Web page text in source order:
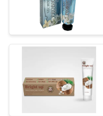
PRIVÉE